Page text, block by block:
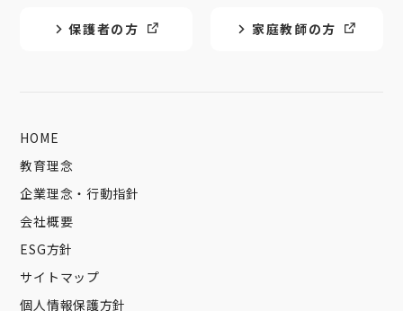
保護者の方 家庭教師の方
HOME
教育理念
企業理念・行動指針
会社概要
ESG方針
サイトマップ
個人情報保護方針